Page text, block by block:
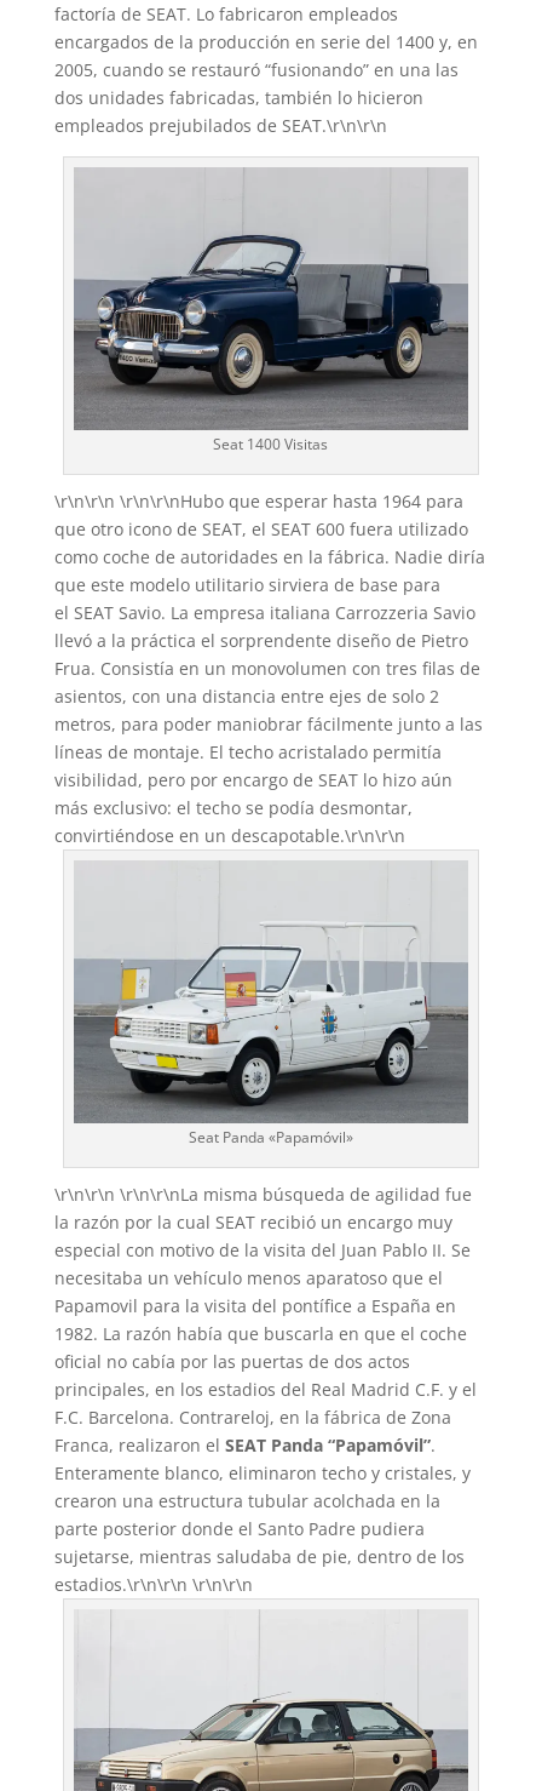
factoría de SEAT. Lo fabricaron empleados
encargados de la producción en serie del 1400 y, en
2005, cuando se restauró “fusionando” en una las
dos unidades fabricadas, también lo hicieron
empleados prejubilados de SEAT.\r\n\r\n
Seat 1400 Visitas
\r\n\r\n \r\n\r\nHubo que esperar hasta 1964 para
que otro icono de SEAT, el SEAT 600 fuera utilizado
como coche de autoridades en la fábrica. Nadie diría
que este modelo utilitario sirviera de base para
el SEAT Savio. La empresa italiana Carrozzeria Savio
llevó a la práctica el sorprendente diseño de Pietro
Frua. Consistía en un monovolumen con tres filas de
asientos, con una distancia entre ejes de solo 2
metros, para poder maniobrar fácilmente junto a las
líneas de montaje. El techo acristalado permitía
visibilidad, pero por encargo de SEAT lo hizo aún
más exclusivo: el techo se podía desmontar,
convirtiéndose en un descapotable.\r\n\r\n
Seat Panda «Papamóvil»
\r\n\r\n \r\n\r\nLa misma búsqueda de agilidad fue
la razón por la cual SEAT recibió un encargo muy
especial con motivo de la visita del Juan Pablo II. Se
necesitaba un vehículo menos aparatoso que el
Papamovil para la visita del pontífice a España en
1982. La razón había que buscarla en que el coche
oficial no cabía por las puertas de dos actos
principales, en los estadios del Real Madrid C.F. y el
F.C. Barcelona. Contrareloj, en la fábrica de Zona
Franca, realizaron el SEAT Panda “Papamóvil”.
Enteramente blanco, eliminaron techo y cristales, y
crearon una estructura tubular acolchada en la
parte posterior donde el Santo Padre pudiera
sujetarse, mientras saludaba de pie, dentro de los
estadios.\r\n\r\n \r\n\r\n